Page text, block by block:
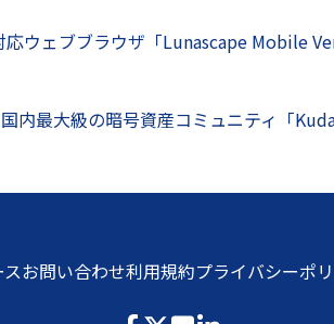
ウェブブラウザ「Lunascape Mobile
内最大級の暗号資産コミュニティ「
お問い合わせ利用規約プライバシーポ